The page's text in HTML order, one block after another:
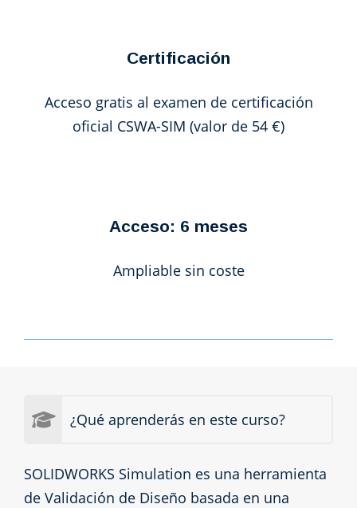
Certificación
Acceso gratis al examen de certificación
oficial CSWA-SIM (valor de 54 €)
Acceso: 6 meses
Ampliable sin coste
¿Qué aprenderás en este curso?
SOLIDWORKS Simulation es una herramienta
de Validación de Diseño basada en una